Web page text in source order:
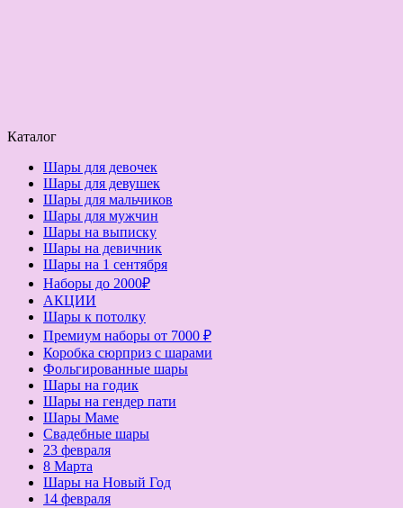
Каталог
Шары для девочек
Шары для девушек
Шары для мальчиков
Шары для мужчин
Шары на выписку
Шары на девичник
Шары на 1 сентября
Наборы до 2000₽
АКЦИИ
Шары к потолку
Премиум наборы от 7000 ₽
Коробка сюрприз с шарами
Фольгированные шары
Шары на годик
Шары на гендер пати
Шары Маме
Свадебные шары
23 февраля
8 Марта
Шары на Новый Год
14 февраля